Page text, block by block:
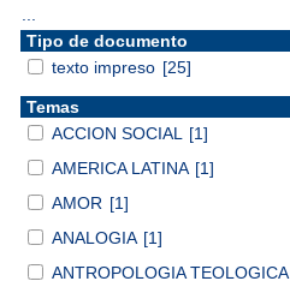
Tipo de documento
texto impreso [25]
Temas
ACCION SOCIAL
[1]
AMERICA LATINA [1]
AMOR [1]
ANALOGIA [1]
ANTROPOLOGIA TEOLOGICA